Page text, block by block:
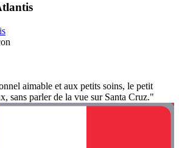
aimable et aux petits soins, le petit
sans parler de la vue sur Santa Cruz."